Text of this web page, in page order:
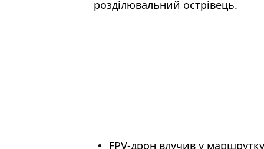
розділювальний острівець.
FPV-дрон влучив у